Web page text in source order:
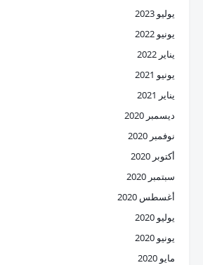
يوليو 2023
يونيو 2022
يناير 2022
يونيو 2021
يناير 2021
ديسمبر 2020
نوفمبر 2020
أكتوبر 2020
سبتمبر 2020
أغسطس 2020
يوليو 2020
يونيو 2020
مايو 2020